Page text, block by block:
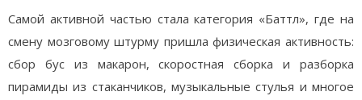
Самой активной частью стала категория «Баттл», где на
смену мозговому штурму пришла физическая активность:
сбор бус из макарон, скоростная сборка и разборка
пирамиды из стаканчиков, музыкальные стулья и многое